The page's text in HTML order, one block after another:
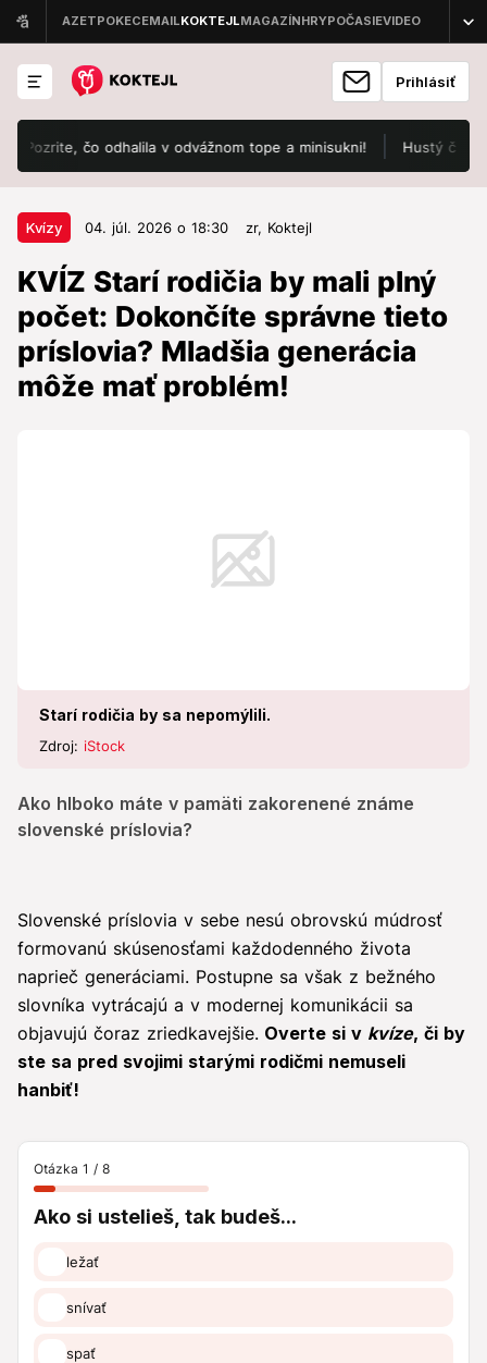
Prihlásiť
čo odhalila v odvážnom tope a minisukni! Hustý čierny
Kvízy 04. júl. 2026 o 18:30 zr, Koktejl
KVÍZ Starí rodičia by mali plný
počet: Dokončíte správne tieto
príslovia? Mladšia generácia
môže mať problém!
Starí rodičia by sa nepomýlili.
Zdroj: iStock
Ako hlboko máte v pamäti zakorenené známe
slovenské príslovia?
Kvízy 04. júl. 2026 o 18:30
KVÍZ Starí rodičia by mali plný
počet: Dokončíte správne tieto
príslovia? Mladšia generácia môže
mať problém!
Slovenské príslovia v sebe nesú obrovskú múdrosť
formovanú skúsenosťami každodenného života
naprieč generáciami. Postupne sa však z bežného
slovníka vytrácajú a v modernej komunikácii sa
objavujú čoraz zriedkavejšie. Overte si v kvíze, či by
ste sa pred svojimi starými rodičmi nemuseli
hanbiť!